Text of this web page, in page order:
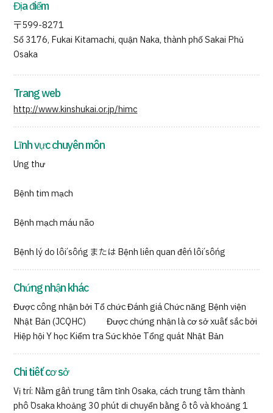
Địa điểm
〒599-8271
Số 3176, Fukai Kitamachi, quận Naka, thành phố Sakai Phủ
Osaka
Trang web
http://www.kinshukai.or.jp/himc
Lĩnh vực chuyên môn
Ung thư
Bệnh tim mạch
Bệnh mạch máu não
Bệnh lý do lối sống または Bệnh liên quan đến lối sống
Chứng nhận khác
Được công nhận bởi Tổ chức Đánh giá Chức năng Bệnh viện
Nhật Bản (JCQHC) Được chứng nhận là cơ sở xuất sắc bởi
Hiệp hội Y học Kiểm tra Sức khỏe Tổng quát Nhật Bản
Chi tiết cơ sở
Vị trí: Nằm gần trung tâm tỉnh Osaka, cách trung tâm thành
phố Osaka khoảng 30 phút di chuyển bằng ô tô và khoảng 1